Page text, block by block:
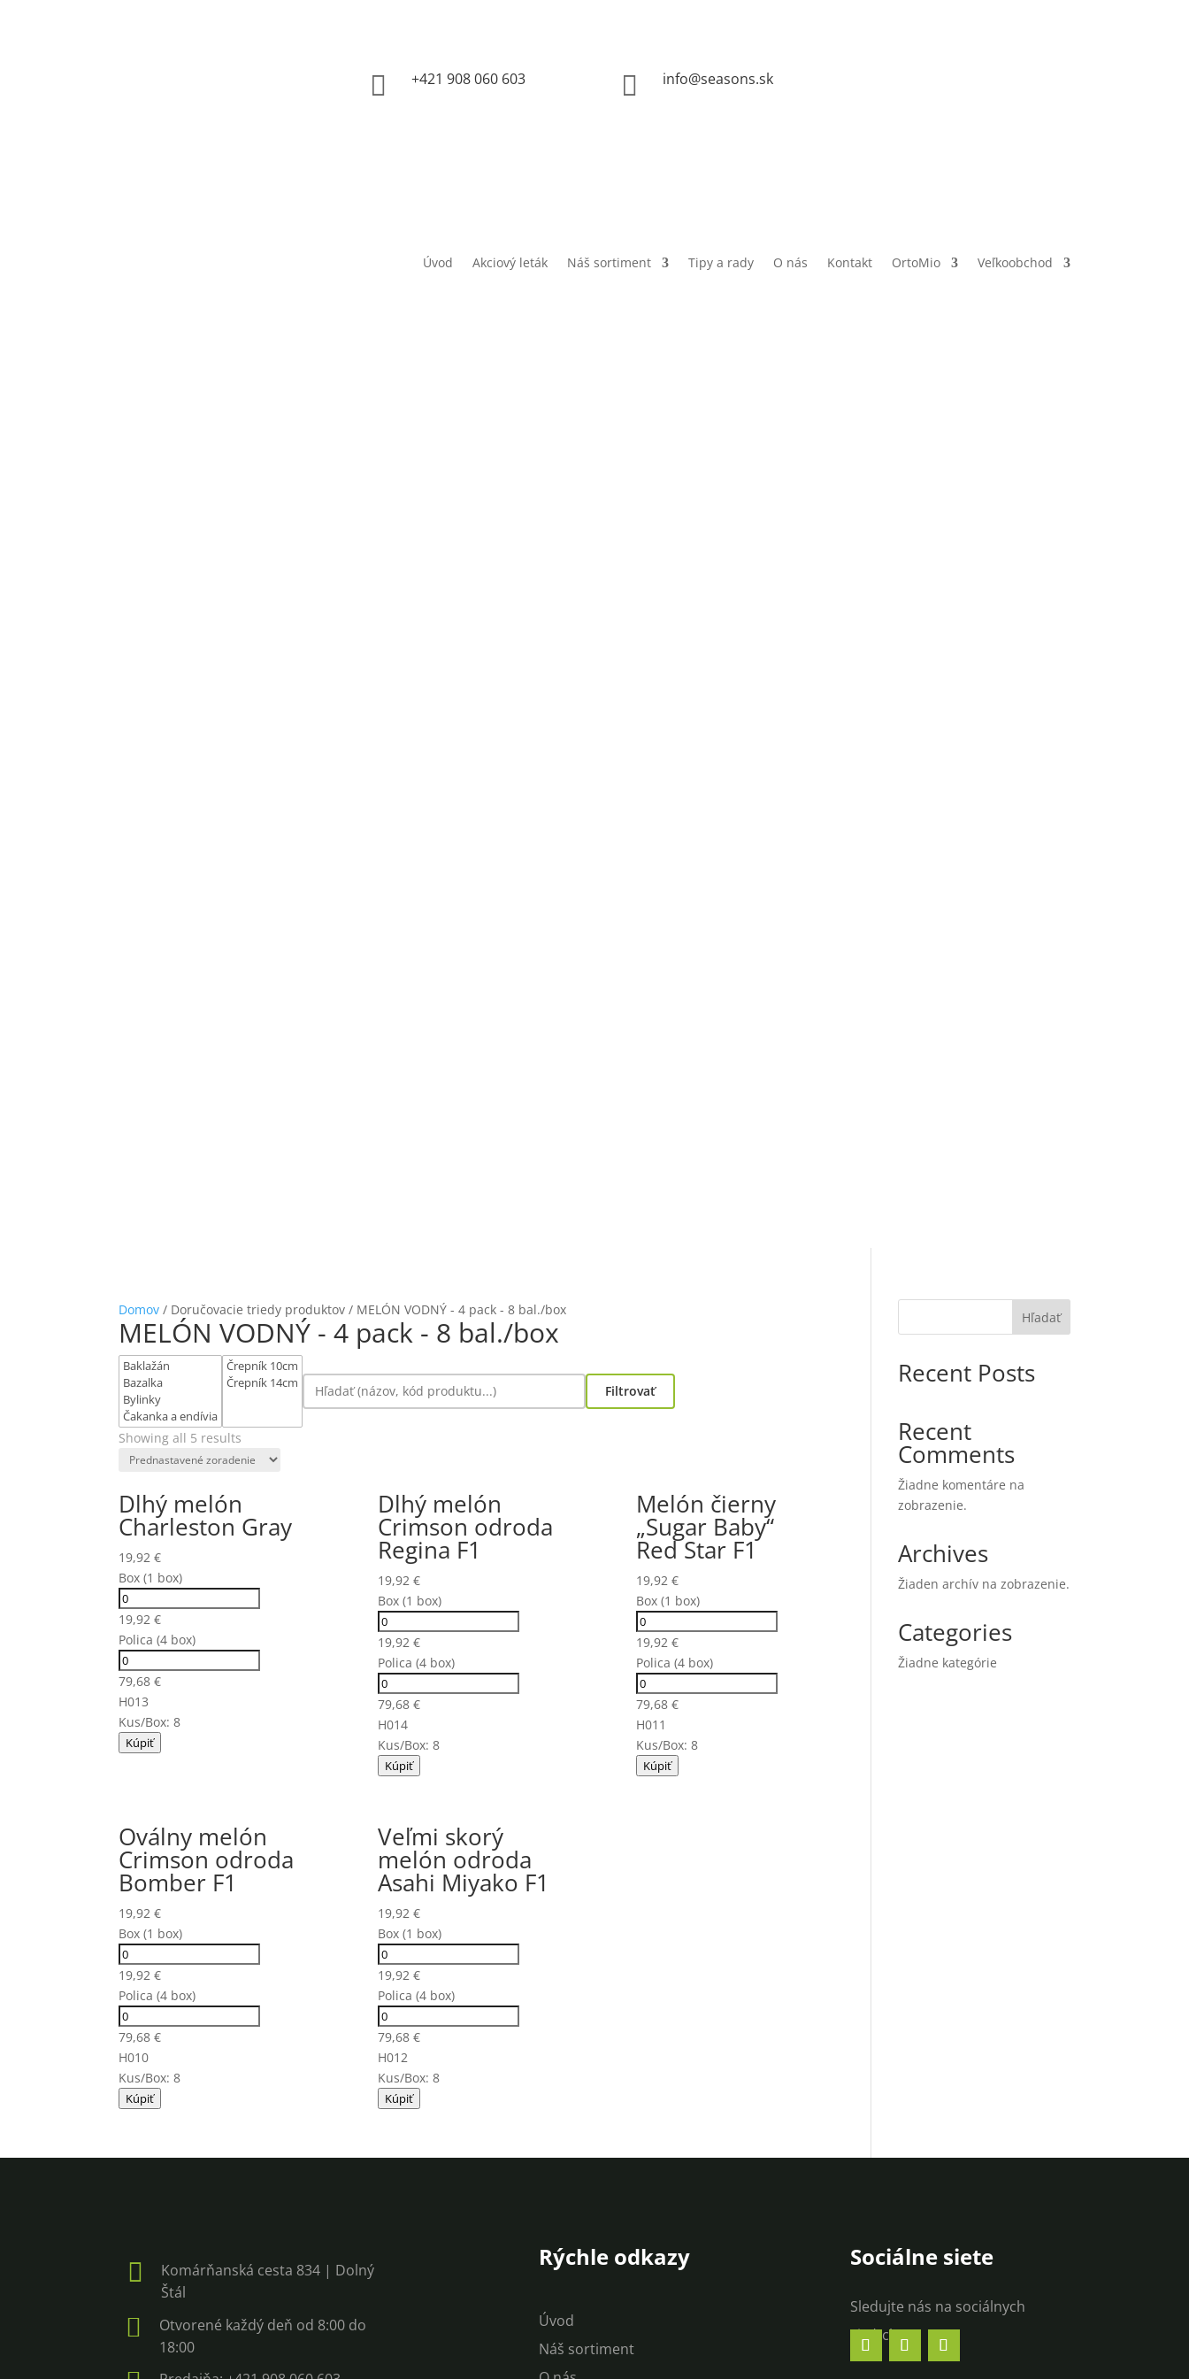
 +421 908 060 603  info@seasons.sk
Úvod Akciový leták Náš sortiment Tipy a rady O nás Kontakt OrtoMio Veľkoobchod
Domov / Doručovacie triedy produktov / MELÓN VODNÝ - 4 pack - 8 bal./box
MELÓN VODNÝ - 4 pack - 8 bal./box
Filtrovať
Showing all 5 results
Dlhý melón
Charleston Gray
19,92€
Box (1 box)
19,92€
Polica (4 box)
79,68€
H013
Kus/Box: 8
Kúpiť
Dlhý melón
Crimson odroda
Regina F1
19,92 €
Box (1 box)
19,92 €
Polica (4 box)
79,68 €
H014
Kus/Box: 8
Kúpiť
Melón čierny
„Sugar Baby“
Red Star F1
19,92 €
Box (1 box)
19,92 €
Polica (4 box)
79,68 €
H011
Kus/Box: 8
Kúpiť
Oválny melón
Crimson odroda
Bomber F1
19,92€
Box (1 box)
19,92€
Polica (4 box)
79,68€
H010
Kus/Box: 8
Kúpiť
Veľmi skorý
melón odroda
Asahi Miyako F1
19,92 €
Box (1 box)
19,92 €
Polica (4 box)
79,68 €
H012
Kus/Box: 8
Kúpiť
Hľadať
Recent Posts
Recent
Comments
Žiadne komentáre na
zobrazenie.
Archives
Žiaden archív na zobrazenie.
Categories
Žiadne kategórie

Komárňanská cesta 834 | Dolný
Štál

Otvorené každý deň od 8:00 do
18:00
Rýchle odkazy
Úvod
Náš sortiment
Sociálne siete
Sledujte nás na sociálnych
sieťach